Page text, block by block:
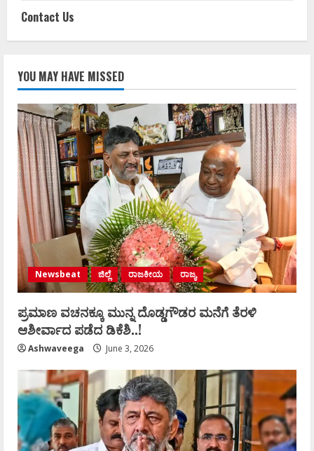
Contact Us
YOU MAY HAVE MISSED
Newsbeat ಜಿಲ್ಲೆ ರಾಜಕೀಯ ರಾಜ್ಯ
ಪ್ರಮಾಣ ವಚನಕ್ಕೂ ಮುನ್ನ ದೊಡ್ಡಗೌಡರ ಮನೆಗೆ ತೆರಳಿ
ಆಶೀರ್ವಾದ ಪಡೆದ ಡಿಕೆಶಿ..!
Ashwaveega June 3, 2026